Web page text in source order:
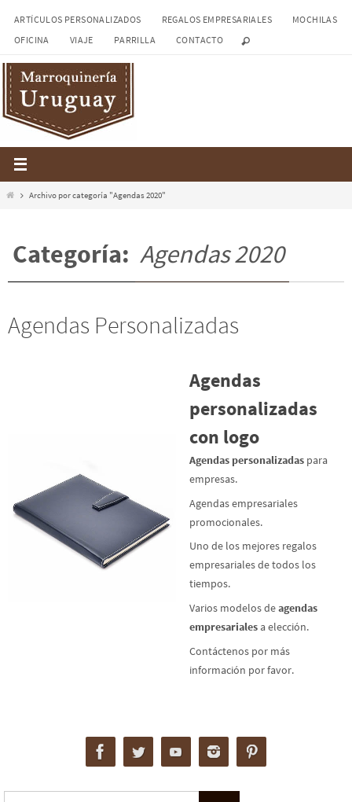
ARTÍCULOS PERSONALIZADOS REGALOS EMPRESARIALES
MOCHILAS
OFICINA
VIAJE PARRILLA CONTACTO
InicioArchivo por categoría "Agendas 2020"
Categoría: Agendas 2020
Agendas Personalizadas
Agendas
personalizadas
con logo
Agendas personalizadas para
empresas.
Agendas empresariales
promocionales.
Uno de los mejores regalos
empresariales de todos los
tiempos.
Varios modelos deagendas
empresariales a elección.
Contáctenos por más
información por favor.